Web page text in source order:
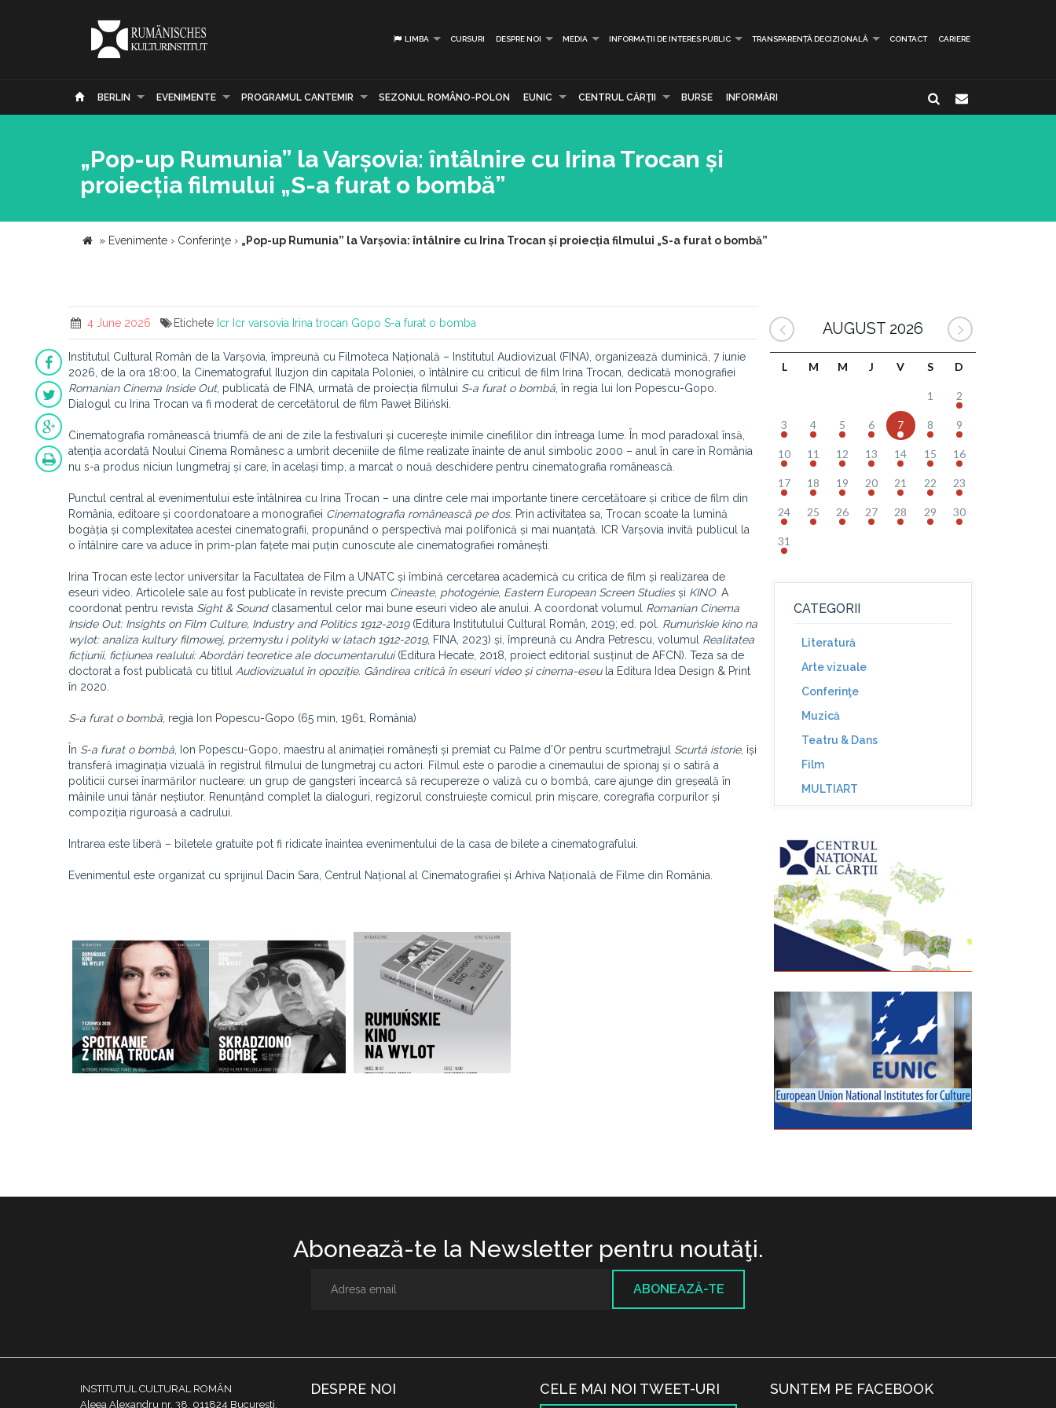
LIMBA CURSURI DESPRE NOI MEDIA INFORMAȚII DE INTERES PUBLIC TRANSPARENȚĂ DECIZIONALĂ CONTACT CARIERE
BERLIN EVENIMENTE PROGRAMUL CANTEMIR SEZONUL ROMÂNO-POLON EUNIC CENTRUL CĂRŢII BURSE INFORMĂRI
„Pop-up Rumunia” la Varșovia: întâlnire cu Irina Trocan și
proiecția filmului „S-a furat o bombă”
» Evenimente › Conferinţe › „Pop-up Rumunia” la Varșovia: întâlnire cu Irina Trocan și proiecția filmului „S-a furat o bombă”
4 June 2026 Etichete Icr Icr varsovia Irina trocan Gopo S-a furat o bomba
Institutul Cultural Român de la Varșovia, împreună cu Filmoteca Națională – Institutul Audiovizual (FINA), organizează duminică, 7 iunie
2026, de la ora 18:00, la Cinematograful Iluzjon din capitala Poloniei, o întâlnire cu criticul de film Irina Trocan, dedicată monografiei
Romanian Cinema Inside Out, publicată de FINA, urmată de proiecția filmului S-a furat o bombă , în regia lui Ion Popescu-Gopo.
Dialogul cu Irina Trocan va fi moderat de cercetătorul de film Paweł Biliński.
Cinematografia românească triumfă de ani de zile la festivaluri și cucerește inimile cinefililor din întreaga lume. În mod paradoxal însă,
atenția acordată Noului Cinema Românesc a umbrit deceniile de filme realizate înainte de anul simbolic 2000 – anul în care în România
nu s-a produs niciun lungmetraj și care, în același timp, a marcat o nouă deschidere pentru cinematografia românească.
Punctul central al evenimentului este întâlnirea cu Irina Trocan – una dintre cele mai importante tinere cercetătoare și critice de film din
România, editoare și coordonatoare a monografiei Cinematografia românească pe dos. Prin activitatea sa, Trocan scoate la lumină
bogăția și complexitatea acestei cinematografii, propunând o perspectivă mai polifonică și mai nuanțată. ICR Varșovia invită publicul la
o întâlnire care va aduce în prim-plan fațete mai puțin cunoscute ale cinematografiei românești.
Irina Trocan este lector universitar la Facultatea de Film a UNATC și îmbină cercetarea academică cu critica de film și realizarea de
eseuri video. Articolele sale au fost publicate în reviste precum Cineaste, photogénie, Eastern European Screen Studiesși KINO. A
coordonat pentru revista Sight & Soundclasamentul celor mai bune eseuri video ale anului. A coordonat volumul Romanian Cinema
Inside Out: Insights on Film Culture, Industry and Politics 1912-2019(Editura Institutului Cultural Român, 2019; ed. pol. Rumuńskie kino na
wylot: analiza kultury filmowej, przemysłu i polityki w latach 1912-2019, FINA, 2023) și, împreună cu Andra Petrescu, volumul Realitatea
ficțiunii, ficțiunea realului: Abordări teoretice ale documentarului(Editura Hecate, 2018, proiect editorial susținut de AFCN). Teza sa de
doctorat a fost publicată cu titlul Audiovizualul în opoziție. Gândirea critică în eseuri video și cinema-eseula Editura Idea Design & Print
în 2020.
S-a furat o bombă , regia Ion Popescu-Gopo (65 min, 1961, România)
În S-a furat o bombă , Ion Popescu-Gopo, maestru al animației românești și premiat cu Palme d’Or pentru scurtmetrajul Scurtă istorie, își
transferă imaginația vizuală în registrul filmului de lungmetraj cu actori. Filmul este o parodie a cinemaului de spionaj și o satiră a
politicii cursei înarmărilor nucleare: un grup de gangsteri încearcă să recupereze o valiză cu o bombă, care ajunge din greșeală în
mâinile unui tânăr neștiutor. Renunțând complet la dialoguri, regizorul construiește comicul prin mișcare, coregrafia corpurilor și
compoziția riguroasă a cadrului.
Intrarea este liberă – biletele gratuite pot fi ridicate înaintea evenimentului de la casa de bilete a cinematografului.
Evenimentul este organizat cu sprijinul Dacin Sara, Centrul Național al Cinematografiei și Arhiva Națională de Filme din România.
AUGUST 2026
L M M J V S D
1 2
3 4 5 6 7 8 9
10 11 12 13 14 15 16
17 18 19 20 21 22 23
24 25 26 27 28 29 30
31
CATEGORII
Literatură
Arte vizuale
Conferinţe
Muzică
Teatru & Dans
Film
MULTIART
Abonează-te la Newsletter pentru noutăţi.
ABONEAZĂ-TE
INSTITUTUL CULTURAL ROMÂN
Aleea Alexandru nr. 38, 011824 București,
DESPRE NOI CELE MAI NOI TWEET-URI SUNTEM PE FACEBOOK